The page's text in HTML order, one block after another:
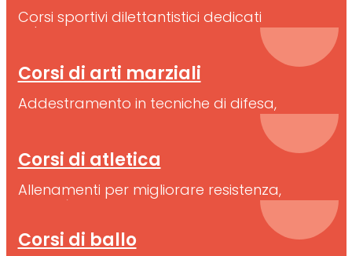
Corsi sportivi dilettantistici dedicati
all'arrampicata
Corsi di arti marziali
Addestramento in tecniche di difesa,
Corsi di atletica
Allenamenti per migliorare resistenza,
velocità e tecnica atletica
Corsi di ballo